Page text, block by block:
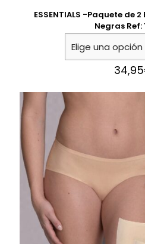
ESSENTIALS -Paquete de
Negras Ref:
34,95